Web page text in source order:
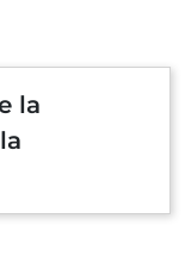
la